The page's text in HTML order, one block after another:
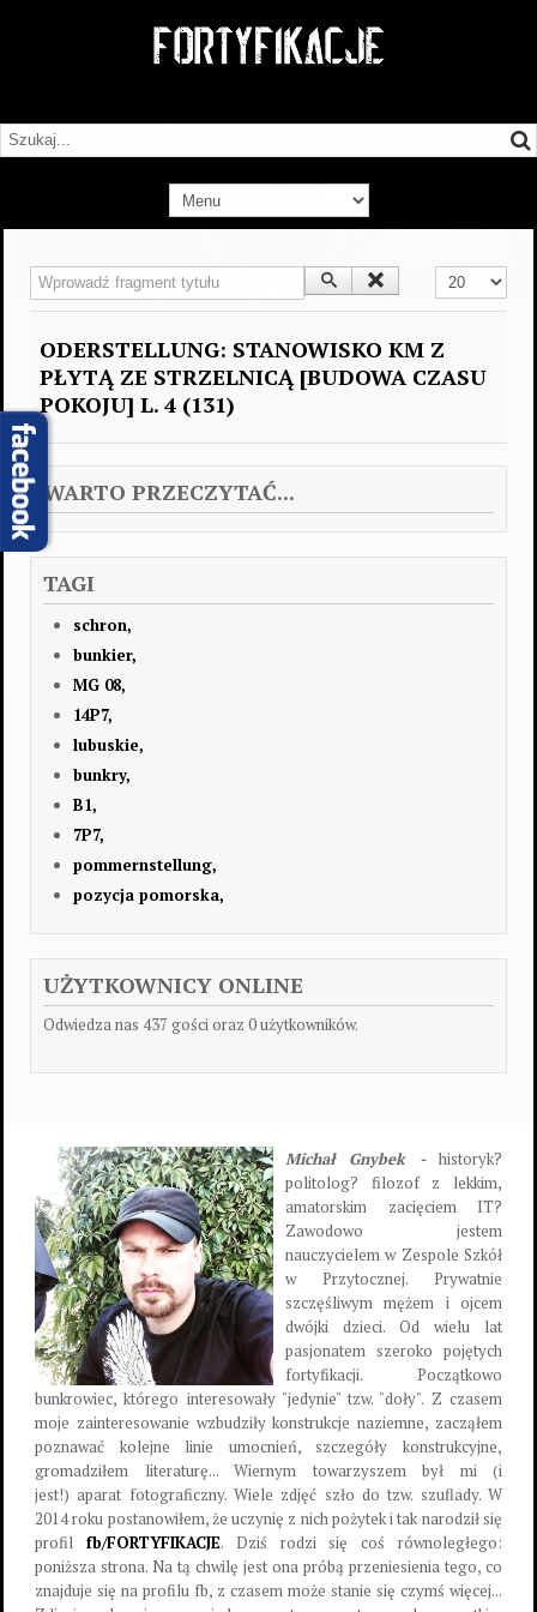
Wprowadź fragment tytułu Pokaż #
ODERSTELLUNG: STANOWISKO KM Z
PŁYTĄ ZE STRZELNICĄ [BUDOWA CZASU
POKOJU] L. 4 (131)
WARTO PRZECZYTAĆ...
TAGI
schron,
bunkier,
MG 08,
14P7,
lubuskie,
bunkry,
B1,
7P7,
pommernstellung,
pozycja pomorska,
UŻYTKOWNICY ONLINE
Odwiedza nas 437 gości oraz 0 użytkowników.
Michał Gnybek - historyk?
politolog? filozof z lekkim,
amatorskim zacięciem IT?
Zawodowo jestem
nauczycielem w Zespole Szkół
w Przytocznej. Prywatnie
szczęśliwym mężem i ojcem
dwójki dzieci. Od wielu lat
pasjonatem szeroko pojętych
fortyfikacji. Początkowo
bunkrowiec, którego interesowały "jedynie" tzw. "doły". Z czasem
moje zainteresowanie wzbudziły konstrukcje naziemne, zacząłem
poznawać kolejne linie umocnień, szczegóły konstrukcyjne,
gromadziłem literaturę... Wiernym towarzyszem był mi (i
jest!) aparat fotograficzny. Wiele zdjęć szło do tzw. szuflady. W
2014 roku postanowiłem, że uczynię z nich pożytek i tak narodził się
profil fb/FORTYFIKACJE. Dziś rodzi się coś równoległego:
poniższa strona. Na tą chwilę jest ona próbą przeniesienia tego, co
znajduje się na profilu fb, z czasem może stanie się czymś więcej...